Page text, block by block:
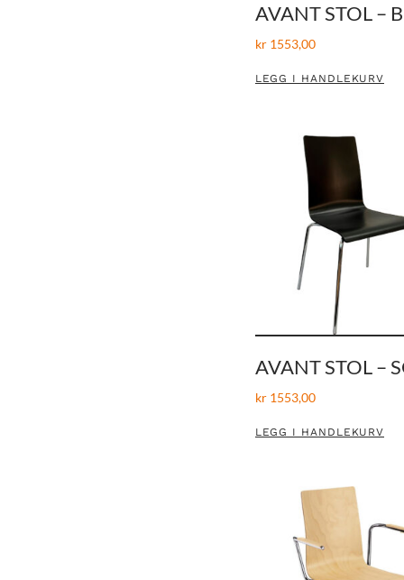
AVANT STOL –
kr1553,00
LEGG I HANDLEKURV
AVANT STOL –
kr1553,00
LEGG I HANDLEKURV